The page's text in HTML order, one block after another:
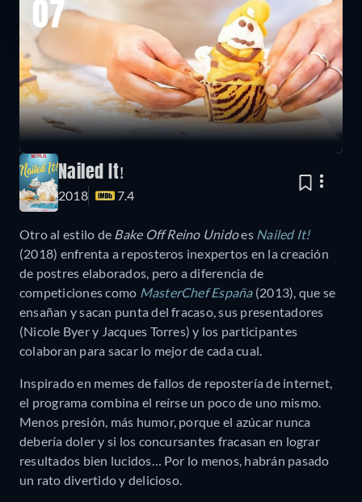
07
Nailed It!
2018 7.4
Otro al estilo de Bake Off Reino Unidoes Nailed It!
(2018) enfrenta a reposteros inexpertos en la creación
de postres elaborados, pero a diferencia de
competiciones como MasterChef España(2013), que se
ensañan y sacan punta del fracaso, sus presentadores
(Nicole Byer y Jacques Torres) y los participantes
colaboran para sacar lo mejor de cada cual.
Inspirado en memes de fallos de repostería de internet,
el programa combina el reírse un poco de uno mismo.
Menos presión, más humor, porque el azúcar nunca
debería doler y si los concursantes fracasan en lograr
resultados bien lucidos… Por lo menos, habrán pasado
un rato divertido y delicioso.